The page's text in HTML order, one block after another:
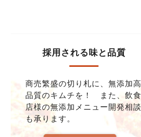
採用される味と品質
商売繁盛の切り札に、無添加高
品質のキムチを！ また、飲食
店様の無添加メニュー開発相談
も承ります。